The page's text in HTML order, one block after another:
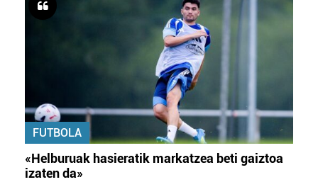
FUTBOLA
«Helburuak hasieratik markatzea beti gaiztoa
izaten da»